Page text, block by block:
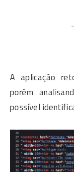
A aplicação
porém
possível